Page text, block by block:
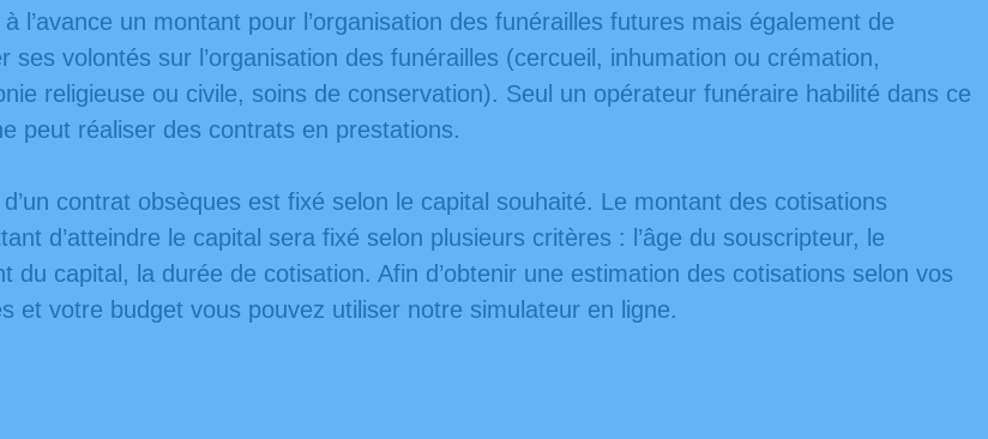
l’avance un montant pour l’organisation des funérailles futures mais également de
ses volontés sur l’organisation des funérailles (cercueil, inhumation ou crémation,
religieuse ou civile, soins de conservation). Seul un opérateur funéraire habilité dans ce
peut réaliser des contrats en prestations.
contrat obsèques est fixé selon le capital souhaité. Le montant des cotisations
d’atteindre le capital sera fixé selon plusieurs critères : l’âge du souscripteur, le
du capital, la durée de cotisation. Afin d’obtenir une estimation des cotisations selon vos
et votre budget vous pouvez utiliser notre simulateur en ligne.